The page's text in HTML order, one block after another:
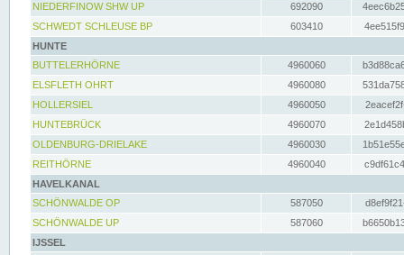
NIEDERFINOW SHW UP
692090
SCHWEDT SCHLEUSE BP
603410
HUNTE
BUTTELERHÖRNE
4960060
ELSFLETH OHRT
4960080
HOLLERSIEL
4960050
HUNTEBRÜCK
4960070
OLDENBURG-DRIELAKE
4960030
REITHÖRNE
4960040
HAVELKANAL
SCHÖNWALDE OP
587050
SCHÖNWALDE UP
587060
IJSSEL